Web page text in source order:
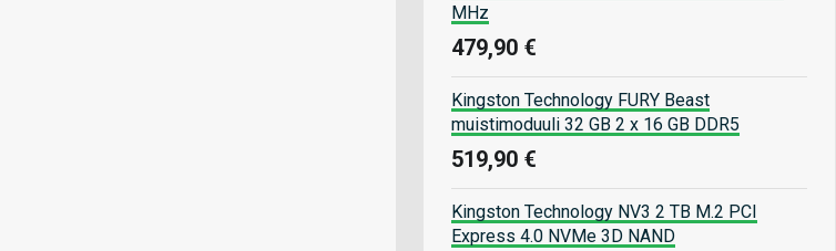
MHz
479,90 €
Kingston Technology FURY Beast
muistimoduuli 32 GB 2 x 16 GB DDR5
519,90 €
Kingston Technology NV3 2 TB M.2 PCI
Express 4.0 NVMe 3D NAND